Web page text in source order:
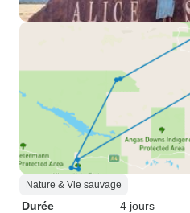
Nature & Vie sauvage
Durée
4 jours